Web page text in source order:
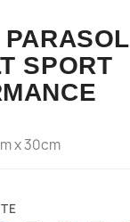
SPORT
x 30cm